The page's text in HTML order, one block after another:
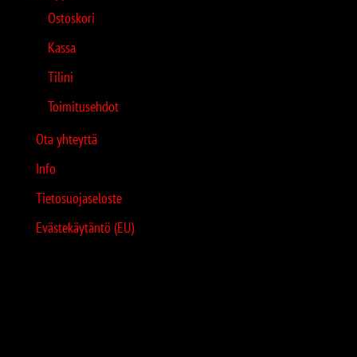
Ostoskori
Kassa
Tilini
Toimitusehdot
Ota yhteyttä
Info
Tietosuojaseloste
Evästekäytäntö (EU)